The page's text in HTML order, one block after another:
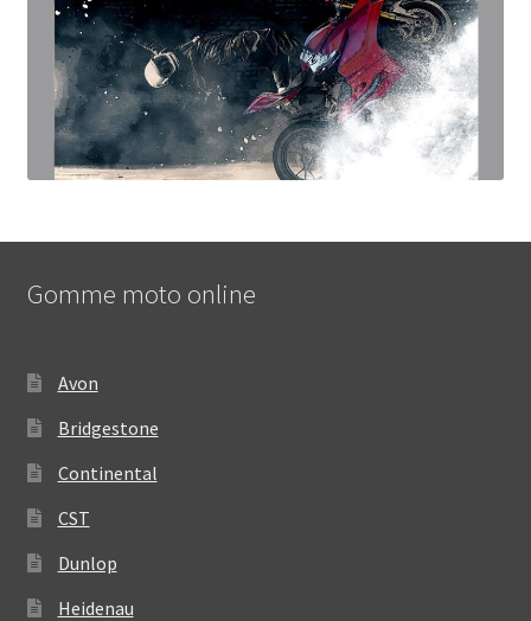
Gomme moto online
Avon
Bridgestone
Continental
CST
Dunlop
Heidenau